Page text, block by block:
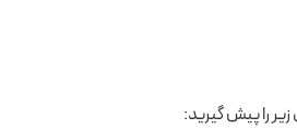
را پیش گیرید: